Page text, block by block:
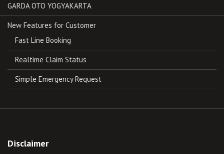
GARDA OTO YOGYAKARTA
New Features for Customer
Fast Line Booking
Realtime Claim Status
Simple Emergency Request
Disclaimer